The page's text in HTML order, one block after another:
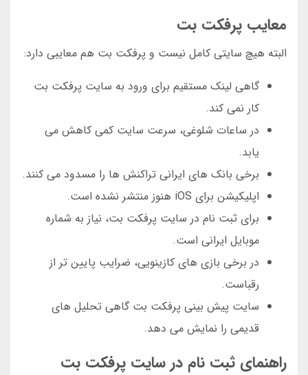
معایب پرفکت بت
البته هیچ سایتی کامل نیست و پرفکت بت هم معایبی دارد:
گاهی لینک مستقیم برای ورود به سایت پرفکت بت
کار نمی کند.
در ساعات شلوغی، سرعت سایت کمی کاهش می
یابد.
برخی بانک های ایرانی تراکنش ها را مسدود می کنند.
اپلیکیشن برای iOS هنوز منتشر نشده است.
برای ثبت نام در سایت پرفکت بت، نیاز به شماره
موبایل ایرانی است.
در برخی بازی های کازینویی، ضرایب پایین تر از
رقباست.
سایت پیش بینی پرفکت بت گاهی تحلیل های
قدیمی را نمایش می دهد.
راهنمای ثبت نام در سایت پرفکت بت